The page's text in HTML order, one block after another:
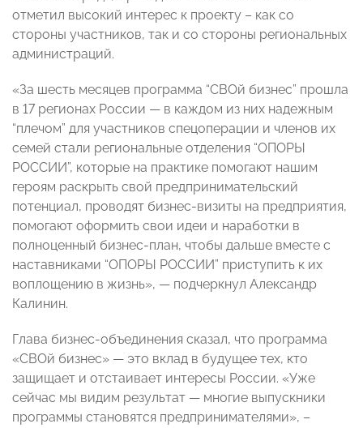
отметил высокий интерес к проекту – как со
стороны участников, так и со стороны региональных
администраций.
«За шесть месяцев программа “СВОй бизнес” прошла
в 17 регионах России — в каждом из них надежным
“плечом” для участников спецоперации и членов их
семей стали региональные отделения “ОПОРЫ
РОССИИ”, которые на практике помогают нашим
героям раскрыть свой предпринимательский
потенциал, проводят бизнес-визиты на предприятия,
помогают оформить свои идеи и наработки в
полноценный бизнес-план, чтобы дальше вместе с
наставниками “ОПОРЫ РОССИИ” приступить к их
воплощению в жизнь», — подчеркнул Александр
Калинин.
Глава бизнес-объединения сказал, что программа
«СВОй бизнес» — это вклад в будущее тех, кто
защищает и отстаивает интересы России. «Уже
сейчас мы видим результат — многие выпускники
программы становятся предпринимателями», –